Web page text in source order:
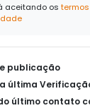
aceitando os
publicação
última
último contato